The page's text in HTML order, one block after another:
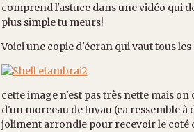
comprend l'astuce dans une vidéo qui
plus simple tu meurs!
Voici une copie d'écran qui vaut tous
cette image n'est pas très nette mais
d'un morceau de tuyau (ça ressemble
joliment arrondie pour recevoir le coté